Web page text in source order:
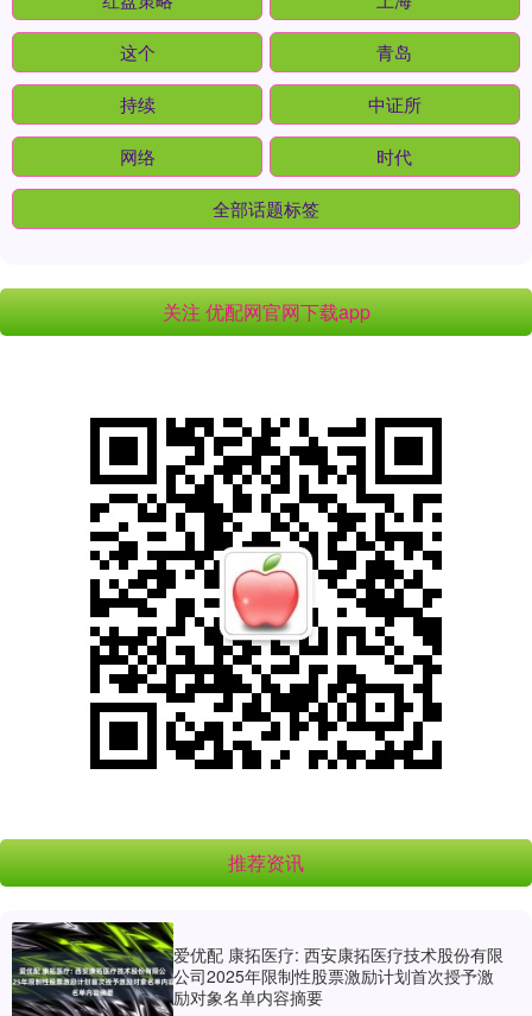
这个 青岛
持续 中证所
网络 时代
全部话题标签
关注 优配网官网下载app
推荐资讯
爱优配 康拓医疗: 西安康拓医疗技术股份有限
公司2025年限制性股票激励计划首次授予激
励对象名单内容摘要